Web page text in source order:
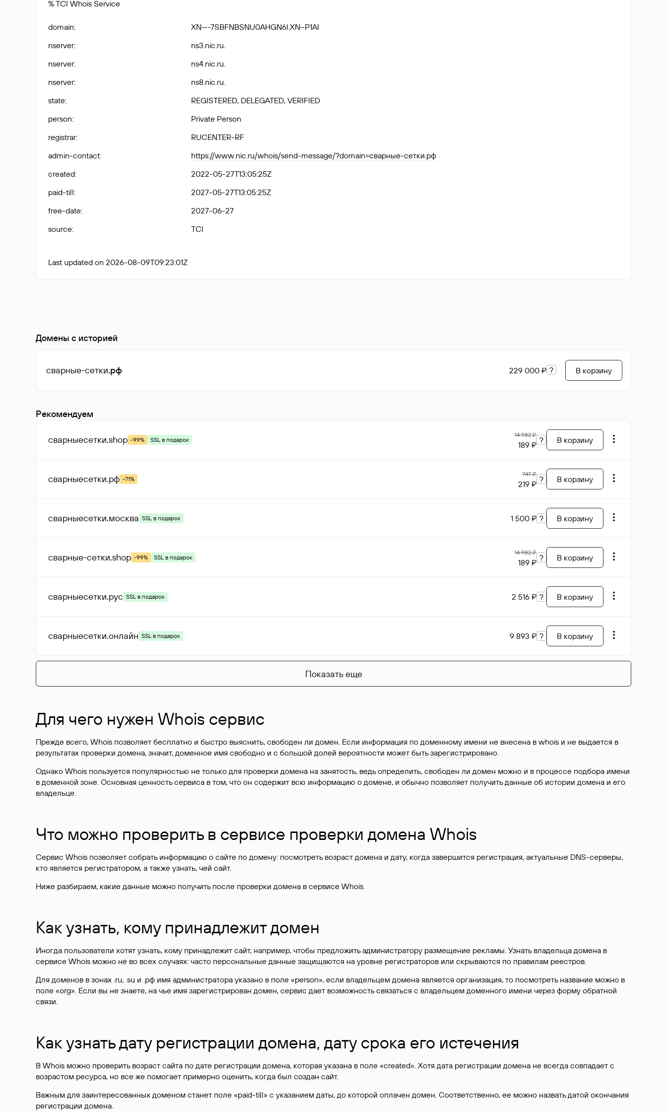
% TCI Whois Service
domain:
XN----7SBFNBSNU0AHGN6I.XN--P1AI
nserver:
ns3.nic.ru.
nserver:
ns4.nic.ru.
nserver:
ns8.nic.ru.
state:
REGISTERED, DELEGATED, VERIFIED
person:
Private Person
registrar:
RUCENTER-RF
admin-contact:
https://www.nic.ru/whois/send-message/?domain=сварные-сетки.рф
created:
2022-05-27T13:05:25Z
paid-till:
2027-05-27T13:05:25Z
free-date:
2027-06-27
source: TCI
Last updated on 2026-08-09T09:23:01Z
Домены с историей
сварные-сетки.рф 229 000 ₽ ? В корзину
Рекомендуем
сварныесетки.shop -99% SSL в подарок
14 982 ₽
189 ₽ ? В корзину
сварныесетки.рф -71%
747 ₽
219 ₽ ? В корзину
сварныесетки.москва SSL в подарок 1 500 ₽ ? В корзину
сварные-сетки.shop -99% SSL в подарок
14 982 ₽
189 ₽ ? В корзину
сварныесетки.рус SSL в подарок 2 516 ₽ ? В корзину
сварныесетки.онлайн SSL в подарок 9 893 ₽ ? В корзину
Показать еще
Для чего нужен Whois сервис
Прежде всего, Whois позволяет бесплатно и быстро выяснить, свободен ли домен. Если информация по доменному имени не внесена в whois и не выдается в
результатах проверки домена, значит, доменное имя свободно и с большой долей вероятности может быть зарегистрировано.
Однако Whois пользуется популярностью не только для проверки домена на занятость, ведь определить, свободен ли домен можно и в процессе подбора имени
в доменной зоне. Основная ценность сервиса в том, что он содержит всю информацию о домене, и обычно позволяет получить данные об истории домена и его
владельце.
Что можно проверить в сервисе проверки домена Whois
Сервис Whois позволяет собрать информацию о сайте по домену: посмотреть возраст домена и дату, когда завершится регистрация, актуальные DNS-серверы,
кто является регистратором, а также узнать, чей сайт.
Ниже разбираем, какие данные можно получить после проверки домена в сервисе Whois.
Как узнать, кому принадлежит домен
Иногда пользователи хотят узнать, кому принадлежит сайт, например, чтобы предложить администратору размещение рекламы. Узнать владельца домена в
сервисе Whois можно не во всех случаях: часто персональные данные защищаются на уровне регистраторов или скрываются по правилам реестров.
Для доменов в зонах .ru, .su и .рф имя администратора указано в поле «person», если владельцем домена является организация, то посмотреть название можно в
поле «org». Если вы не знаете, на чье имя зарегистрирован домен, сервис дает возможность связаться с владельцем доменного имени через форму обратной
связи.
Как узнать дату регистрации домена, дату срока его истечения
В Whois можно проверить возраст сайта по дате регистрации домена, которая указана в поле «created». Хотя дата регистрации домена не всегда совпадает с
возрастом ресурса, но все же помогает примерно оценить, когда был создан сайт.
Важным для заинтересованных доменом станет поле «paid-till» с указанием даты, до которой оплачен домен. Соответственно, ее можно назвать датой окончания
регистрации домена.